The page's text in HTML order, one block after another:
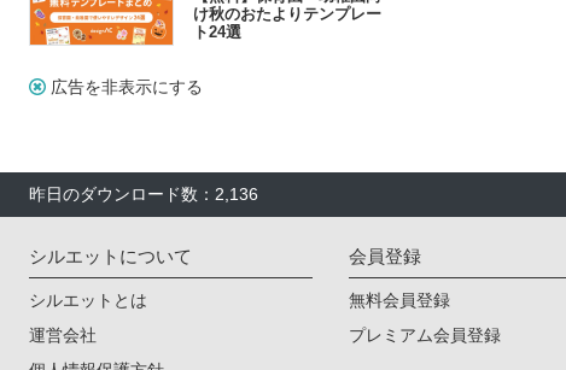
け秋のおたよりテンプレー
ト24選
広告を非表示にする
昨日のダウンロード数：2,136
シルエットについて
シルエットとは
運営会社
会員登録
無料会員登録
プレミアム会員登録